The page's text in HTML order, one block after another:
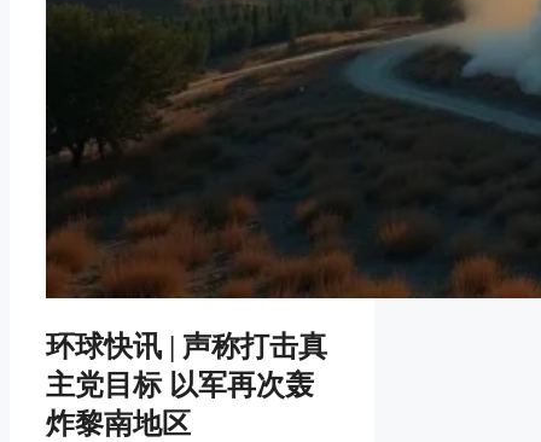
环球快讯 | 声称打击真
主党目标 以军再次轰
炸黎南地区